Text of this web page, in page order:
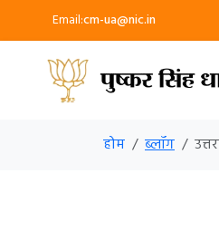
Email:cm-ua@nic.in
होम ब्लॉग